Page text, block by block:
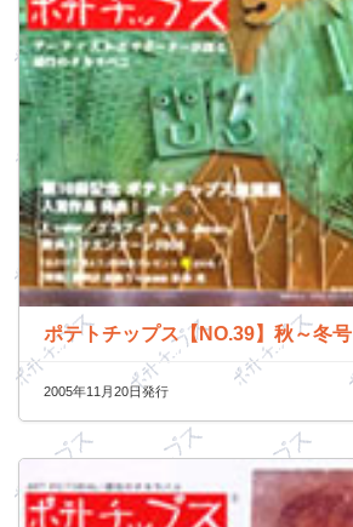
ポテトチップス【NO.39】秋～冬号
2005年11月20日発行